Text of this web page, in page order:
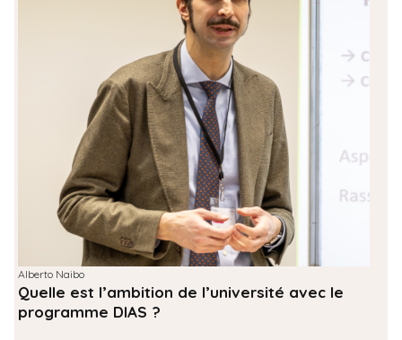
Alberto Naibo
Quelle est l’ambition de l’université avec le
programme DIAS ?